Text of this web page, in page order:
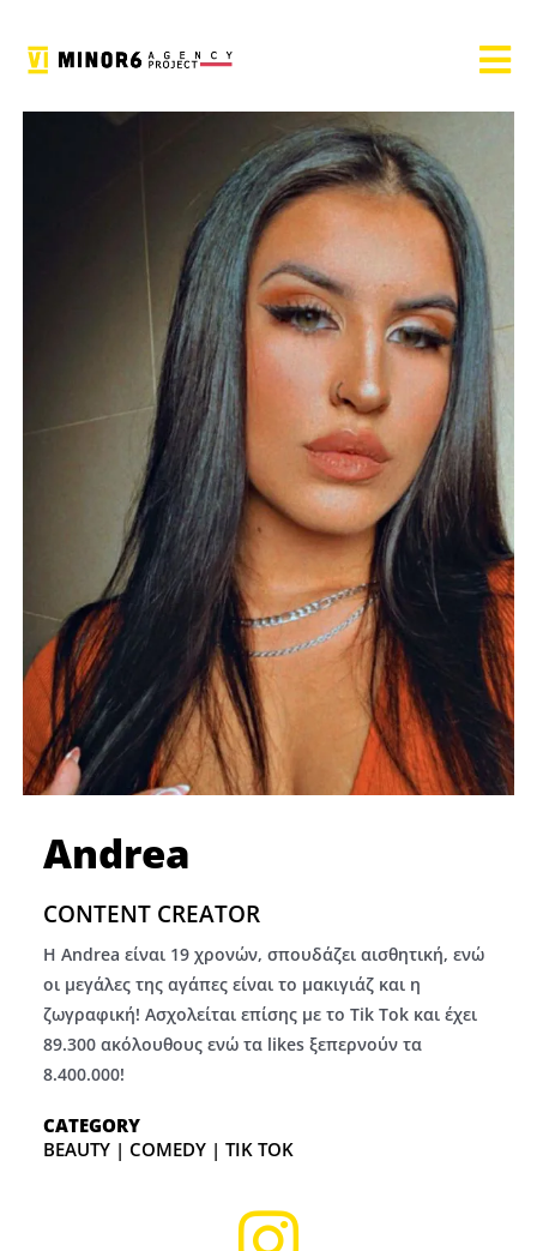
Andrea
CONTENT CREATOR
Η Andrea είναι 19 χρονών, σπουδάζει αισθητική, ενώ
οι μεγάλες της αγάπες είναι το μακιγιάζ και η
ζωγραφική! Ασχολείται επίσης με το Tik Tok και έχει
89.300 ακόλουθους ενώ τα likes ξεπερνούν τα
8.400.000!
CATEGORY
BEAUTY | COMEDY | TIK TOK